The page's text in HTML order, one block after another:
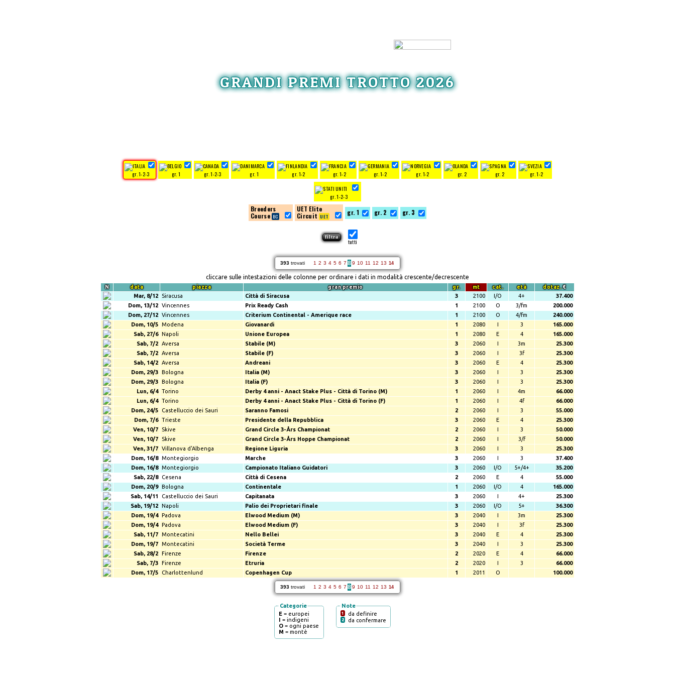
GRANDI PREMI TROTTO 2026
gr. 1-2-3 gr. 1 gr. 1-2-3 gr. 1 gr. 1-2 gr. 1-2 gr. 1-2 gr. 1-2 gr. 2 gr. 2 gr. 1-2
gr. 1-2-3
Breeders
Course
UET Elite
Circuit
gr. 1 gr. 2 gr. 3
tutti
393 trovati 1 2 3 4 5 6 7 89 10 11 12 13 14
cliccare sulle intestazioni delle colonne per ordinare i dati in modalità crescente/decrescente
N data piazza gran premio gr. mt cat. età dotaz.€
Mar, 8/12 Siracusa Città di Siracusa 3 2100 I/O 4+
37.400
Dom, 13/12 Vincennes Prix Ready Cash 1 2100 O 3/fm
200.000
Dom, 27/12 Vincennes Criterium Continental - Amerique race 1 2100 O 4/fm
240.000
Dom, 10/5 Modena Giovanardi 1 2080 I 3
165.000
Sab, 27/6 Napoli Unione Europea 1 2080 E 4
165.000
Sab, 7/2 Aversa Stabile (M) 3 2060 I 3m
25.300
Sab, 7/2 Aversa Stabile (F) 3 2060 I 3f
25.300
Sab, 14/2 Aversa Andreani 3 2060 E 4
25.300
Dom, 29/3 Bologna Italia (M) 3 2060 I 3
25.300
Dom, 29/3 Bologna Italia (F) 3 2060 I 3
25.300
Lun, 6/4 Torino Derby 4 anni - Anact Stake Plus - Città di Torino (M) 1 2060 I 4m
66.000
Lun, 6/4 Torino Derby 4 anni - Anact Stake Plus - Città di Torino (F) 1 2060 I 4f
66.000
Dom, 24/5
Castelluccio dei Sauri Saranno Famosi 2 2060 I 3
55.000
Dom, 7/6 Trieste Presidente della Repubblica 3 2060 E 4
25.300
Ven, 10/7
Skive Grand Circle 3-Års Championat 2 2060 I 3
50.000
Ven, 10/7
Skive Grand Circle 3-Års Hoppe Championat 2 2060 I 3/f
50.000
Ven, 31/7 Villanova d'Albenga Regione Liguria 3 2060 I 3
25.300
Dom, 16/8 Montegiorgio Marche 3 2060 I 3
37.400
Dom, 16/8 Montegiorgio Campionato Italiano Guidatori 3 2060 I/O 5+/4+
35.200
Sab, 22/8
Cesena Città di Cesena 2 2060 E 4
55.000
Dom, 20/9 Bologna Continentale 1 2060 I/O 4
165.000
Sab, 14/11
Castelluccio dei Sauri Capitanata 3 2060 I 4+
25.300
Sab, 19/12 Napoli Palio dei Proprietari finale 3 2060 I/O 5+
36.300
Dom, 19/4 Padova Elwood Medium (M) 3 2040 I 3m
25.300
Dom, 19/4 Padova Elwood Medium (F) 3 2040 I 3f
25.300
Sab, 11/7 Montecatini Nello Bellei 3 2040 E 4
25.300
Dom, 19/7 Montecatini Società Terme 3 2040 I 3
25.300
Sab, 28/2 Firenze Firenze 2 2020 E 4
66.000
Sab, 7/3 Firenze Etruria 2 2020 I 3
66.000
Dom, 17/5
Charlottenlund Copenhagen Cup 1 2011 O 100.000
393 trovati 1 2 3 4 5 6 7 89 10 11 12 13 14
Categorie
E = europei
I = indigeni
O = ogni paese
M = montè
Note
1 da definire
2 da confermare